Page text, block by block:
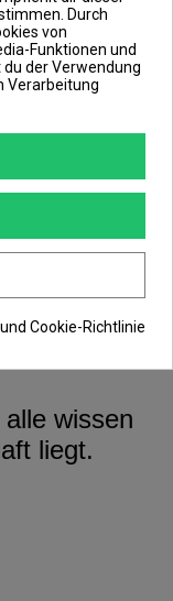
das die
IN CAST
in casting)
wird
der
Qualität,
Farbdruck.
wissen
liegt.
Durch
von
Funktionen und
der Verwendung
Verarbeitung
Cookie-Richtlinie